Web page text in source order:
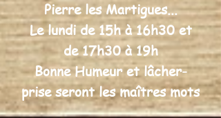
Pierre les Martigues...
Le lundi de 15h à 16h30 et
de 17h30 à 19h
Bonne Humeur et lâcher-
prise seront les maîtres mots